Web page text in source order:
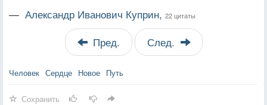
— Александр Иванович Куприн, 22 цитаты
Пред. След.
Человек Сердце Новое Путь
Сохранить